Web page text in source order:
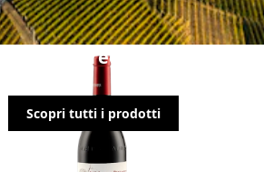
Davide Fregonese
Scopri tutti i prodotti